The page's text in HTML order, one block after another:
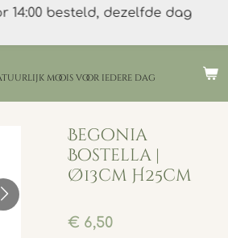
moois voor iedere dag
14:00 besteld, dezelfde dag
Begonia
Bostella |
Ø13cm H25cm
€ 6,50